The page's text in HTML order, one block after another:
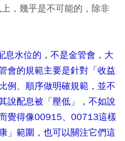
，幾乎是不可能的，除非
息水位的，不是金管會，大
會的規範主要是針對「收益
例、順序做明確規範，並不
說配息被「壓低」，不如說
覺得像00915、00713這樣
」範圍，也可以關注它們這